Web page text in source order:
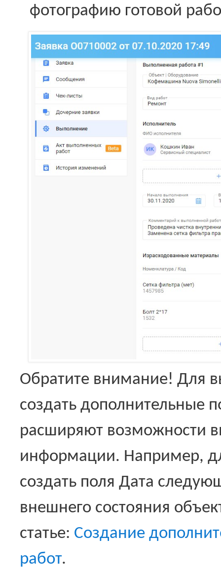
фотографию готовой
Обратите внимание! Для
создать дополнительные
расширяют возможности
информации. Например,
создать поля Дата
внешнего состояния
статье: Создание
работ.